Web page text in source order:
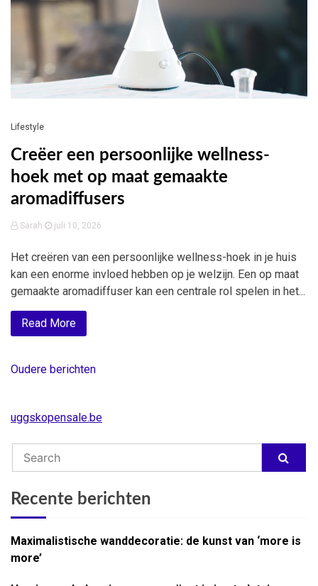
Lifestyle
Creëer een persoonlijke wellness-
hoek met op maat gemaakte
aromadiffusers
Sarah juli 10, 2026
Het creëren van een persoonlijke wellness-hoek in je huis
kan een enorme invloed hebben op je welzijn. Een op maat
gemaakte aromadiffuser kan een centrale rol spelen in het...
Read More
Berichtnavigatie
Oudere berichten
uggskopensale.be
Recente berichten
Maximalistische wanddecoratie: de kunst van ‘more is
more’